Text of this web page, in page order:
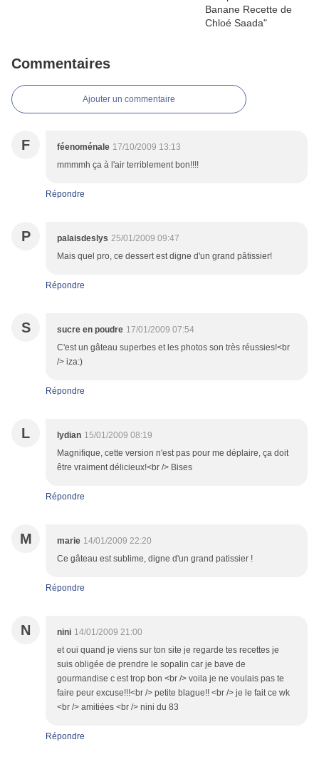
Commentaires
Ajouter un commentaire
F féenoménale 17/10/2009 13:13
mmmmh ça à l'air terriblement bon!!!!
Répondre
P palaisdeslys 25/01/2009 09:47
Mais quel pro, ce dessert est digne d'un grand pâtissier!
Répondre
S sucre en poudre 17/01/2009 07:54
C'est un gâteau superbes et les photos son très réussies!<br
/> iza:)
Répondre
L lydian 15/01/2009 08:19
Magnifique, cette version n'est pas pour me déplaire, ça doit
être vraiment délicieux!<br /> Bises
Répondre
M marie 14/01/2009 22:20
Ce gâteau est sublime, digne d'un grand patissier !
Répondre
N nini 14/01/2009 21:00
et oui quand je viens sur ton site je regarde tes recettes je
suis obligée de prendre le sopalin car je bave de
gourmandise c est trop bon <br /> voila je ne voulais pas te
faire peur excuse!!!<br /> petite blague!! <br /> je le fait ce wk
<br /> amitiées <br /> nini du 83
Répondre